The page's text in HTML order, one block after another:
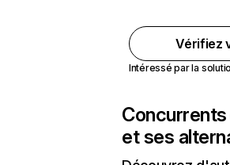
Vérifiez
Intéressé par la
et ses